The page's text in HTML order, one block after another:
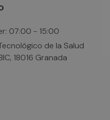
07:00 - 15:00
de la Salud
18016 Granada